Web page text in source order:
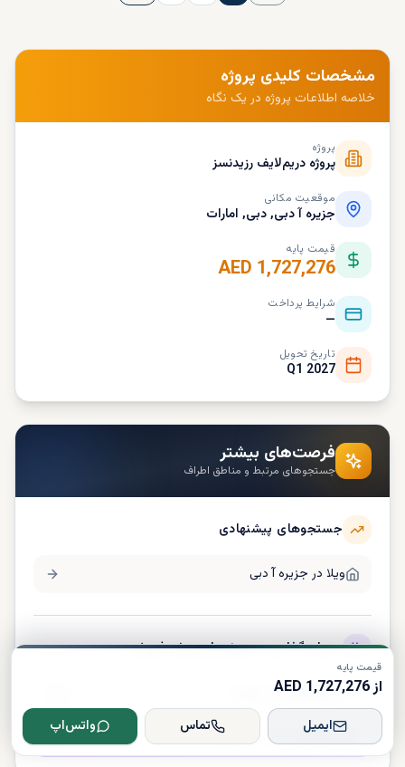
مشخصات کلیدی پروژه
خلاصه اطلاعات پروژه در یک نگاه
پروژه
پروژه دریم‌لایف رزیدنسز
موقعیت مکانی
جزیره آ دبی, دبی, امارات
قیمت پایه
AED 1,727,276
شرایط پرداخت
—
تاریخ تحویل
Q1 2027
فرصت‌های بیشتر
جستجوهای مرتبط و مناطق اطراف
جستجوهای پیشنهادی
ویلا در جزیره آ دبی
سرمایه‌گذاری در پروژه‌های پیش فروش
پیش‌فروش در
پروژه‌های جدید در امارات
قیمت پایه
از 1,727,276 AED
ایمیل تماس واتس‌اپ